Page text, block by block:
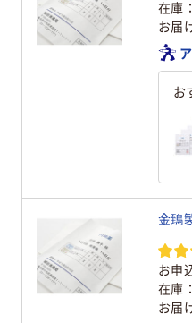
在庫
お届
お
金鵄
お申
在庫
お届